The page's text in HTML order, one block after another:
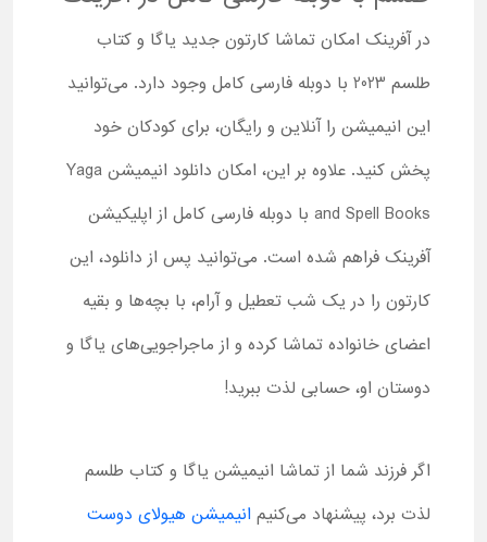
در آفرینک امکان تماشا کارتون جدید یاگا و کتاب
طلسم 2023 با دوبله فارسی کامل وجود دارد. می‌توانید
این انیمیشن را آنلاین و رایگان، برای کودکان خود
پخش کنید. علاوه بر این، امکان دانلود انیمیشن Yaga
and Spell Books با دوبله فارسی کامل از اپلیکیشن
آفرینک فراهم شده است. می‌توانید پس از دانلود، این
کارتون را در یک شب تعطیل و آرام، با بچه‌ها و بقیه
اعضای خانواده تماشا کرده و از ماجراجویی‌های یاگا و
دوستان او، حسابی لذت ببرید!
اگر فرزند شما از تماشا انیمیشن یاگا و کتاب طلسم
لذت برد، پیشنهاد می‌کنیم انیمیشن هیولای دوست